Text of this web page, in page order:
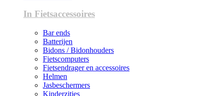
In Fietsaccessoires
Bar ends
Batterijen
Bidons / Bidonhouders
Fietscomputers
Fietsendrager en accessoires
Helmen
Jasbeschermers
Kinderzitjes